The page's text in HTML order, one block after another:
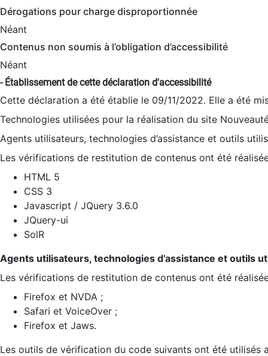
Dérogations pour charge disproportionnée
Néant
Contenus non soumis à l’obligation d’accessibilité
Néant
- Établissement de cette déclaration d'accessibilité
Cette déclaration a été établie le 09/11/2022. Elle a été
Technologies utilisées pour la réalisation du site
Agents utilisateurs, technologies d’assistance et outils
Les vérifications de restitution de contenus ont été
HTML 5
CSS 3
Javascript / JQuery 3.6.0
JQuery-ui
SolR
Agents utilisateurs, technologies d’assistance et outils
Les vérifications de restitution de contenus ont été
Firefox et NVDA ;
Safari et VoiceOver ;
Firefox et Jaws.
Les outils de vérification du code suivants ont été utilisés